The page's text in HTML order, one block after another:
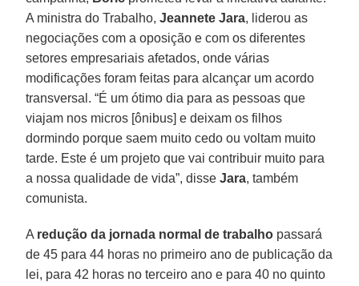
A ministra do Trabalho,Jeannete Jara, liderou as
negociações com a oposição e com os diferentes
setores empresariais afetados, onde várias
modificações foram feitas para alcançar um acordo
transversal. “É um ótimo dia para as pessoas que
viajam nos micros [ônibus] e deixam os filhos
dormindo porque saem muito cedo ou voltam muito
tarde. Este é um projeto que vai contribuir muito para
a nossa qualidade de vida”, disseJara, também
comunista.
A redução da jornada normal de trabalho passará
de 45 para 44 horas no primeiro ano de publicação da
lei, para 42 horas no terceiro ano e para 40 no quinto